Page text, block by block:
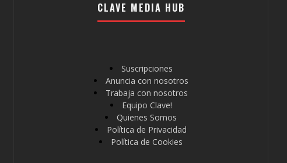
CLAVE MEDIA HUB
Suscripciones
Anuncia con nosotros
Trabaja con nosotros
Equipo Clave!
Quienes Somos
Política de Privacidad
Política de Cookies